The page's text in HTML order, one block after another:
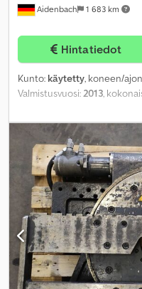
Aidenbach 1 683 km
Hintatiedot
Kunto: käytetty, koneen/
Valmistusvuosi:2013,
,
työskentelyalue:830 mm,